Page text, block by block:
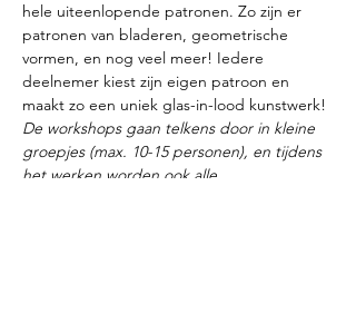
hele uiteenlopende patronen. Zo zijn er
patronen van bladeren, geometrische
vormen, en nog veel meer! Iedere
deelnemer kiest zijn eigen patroon en
maakt zo een uniek glas-in-lood kunstwerk!
De workshops gaan telkens door in kleine
groepjes (max. 10-15 personen), en tijdens
het werken worden ook alle